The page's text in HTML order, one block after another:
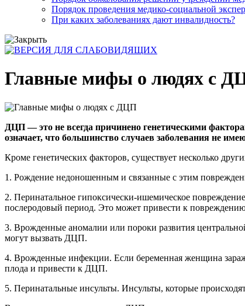
Порядок проведения медико-социальной
При каких заболеваниях дают инвалидность?
Главные мифы о людях с
ДЦП — это не всегда причинено генетическими
означает, что большинство случаев заболевания не
Кроме генетических факторов, существует несколько
1. Рождение недоношенным и связанные с этим
2. Перинатальное гипоксически-ишемическое
послеродовый период. Это может привести к
3. Врожденные аномалии или пороки развития
могут вызвать ДЦП.
4. Врожденные инфекции. Если беременная женщина
плода и привести к ДЦП.
5. Перинатальные инсульты. Инсульты, которые